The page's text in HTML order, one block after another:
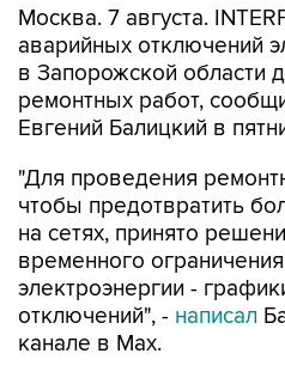
Москва. 7 августа.
аварийных отключений
в Запорожской области
ремонтных работ,
Евгений Балицкий в
"Для проведения
чтобы предотвратить
на сетях, принято
временного
электроэнергии -
отключений", - написал
канале в Max.